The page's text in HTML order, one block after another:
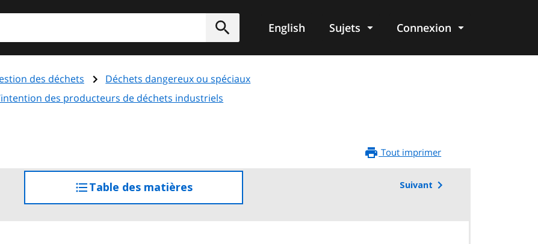
Soumettre
English Sujets Connexion
des déchets
Déchets dangereux ou spéciaux
des producteurs de déchets industriels
Tout imprimer
Table des matièresaccéder
à
Suivant